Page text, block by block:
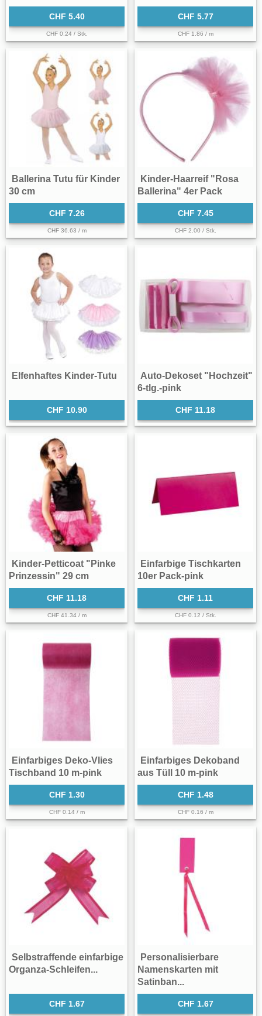
CHF 5.40
CHF 0.24 / Stk.
CHF 5.77
CHF 1.86 / m
Ballerina Tutu für Kinder
30 cm
CHF 7.26
CHF 36.63 / m
Kinder-Haarreif "Rosa
Ballerina" 4er Pack
CHF 7.45
CHF 2.00 / Stk.
Elfenhaftes Kinder-Tutu
CHF 10.90
Auto-Dekoset "Hochzeit"
6-tlg.-pink
CHF 11.18
Kinder-Petticoat "Pinke
Prinzessin" 29 cm
CHF 11.18
CHF 41.34 / m
Einfarbige Tischkarten
10er Pack-pink
CHF 1.11
CHF 0.12 / Stk.
Einfarbiges Deko-Vlies
Tischband 10 m-pink
CHF 1.30
CHF 0.14 / m
Einfarbiges Dekoband
aus Tüll 10 m-pink
CHF 1.48
CHF 0.16 / m
Selbstraffende einfarbige
Organza-Schleifen...
CHF 1.67
Personalisierbare
Namenskarten mit
Satinban...
CHF 1.67